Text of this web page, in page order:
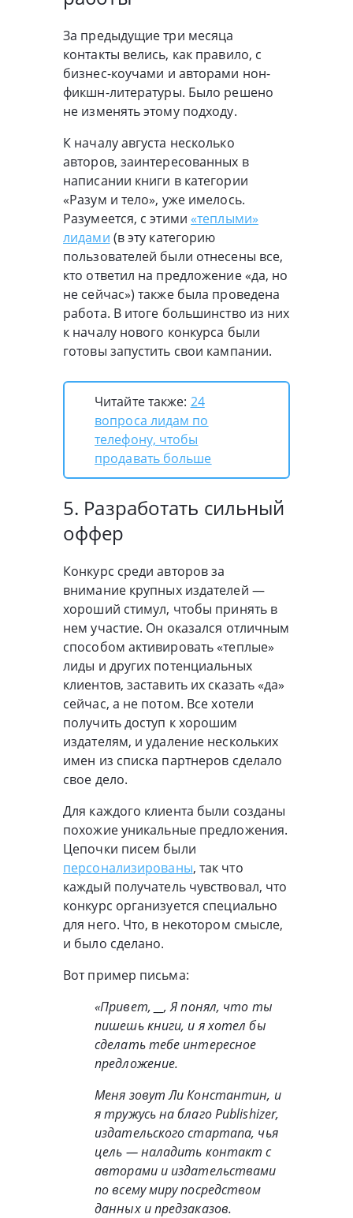
За предыдущие три месяца
контакты велись, как правило, с
бизнес-коучами и авторами нон-
фикшн-литературы. Было решено
не изменять этому подходу.
К началу августа несколько
авторов, заинтересованных в
написании книги в категории
«Разум и тело», уже имелось.
Разумеется, с этими «теплыми»
лидами (в эту категорию
пользователей были отнесены все,
кто ответил на предложение «да, но
не сейчас») также была проведена
работа. В итоге большинство из них
к началу нового конкурса были
готовы запустить свои кампании.
Читайте также: 24
вопроса лидам по
телефону, чтобы
продавать больше
5. Разработать сильный
оффер
Конкурс среди авторов за
внимание крупных издателей —
хороший стимул, чтобы принять в
нем участие. Он оказался отличным
способом активировать «теплые»
лиды и других потенциальных
клиентов, заставить их сказать «да»
сейчас, а не потом. Все хотели
получить доступ к хорошим
издателям, и удаление нескольких
имен из списка партнеров сделало
свое дело.
Для каждого клиента были созданы
похожие уникальные предложения.
Цепочки писем были
персонализированы, так что
каждый получатель чувствовал, что
конкурс организуется специально
для него. Что, в некотором смысле,
и было сделано.
Вот пример письма:
«Привет, __, Я понял, что ты
пишешь книги, и я хотел бы
сделать тебе интересное
предложение.
Меня зовут Ли Константин, и
я тружусь на благо Publishizer,
издательского стартапа, чья
цель — наладить контакт с
авторами и издательствами
по всему миру посредством
данных и предзаказов.